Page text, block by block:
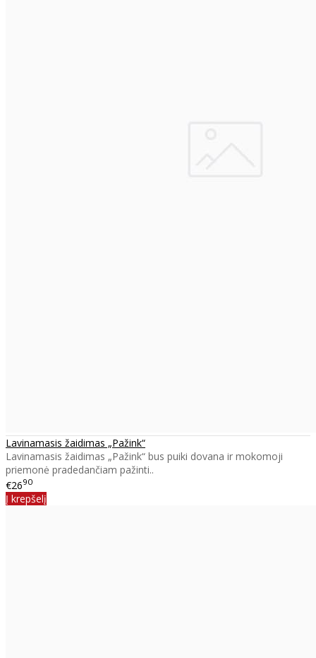
Lavinamasis žaidimas „Pažink“
Lavinamasis žaidimas „Pažink“ bus puiki dovana ir mokomoji
priemonė pradedančiam pažinti..
€2690
Į krepšelį